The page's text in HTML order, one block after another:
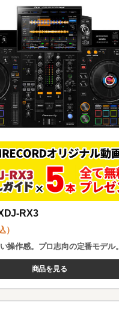
RX3
）
操作感。プロ志向の定番モデル。
商品を見る